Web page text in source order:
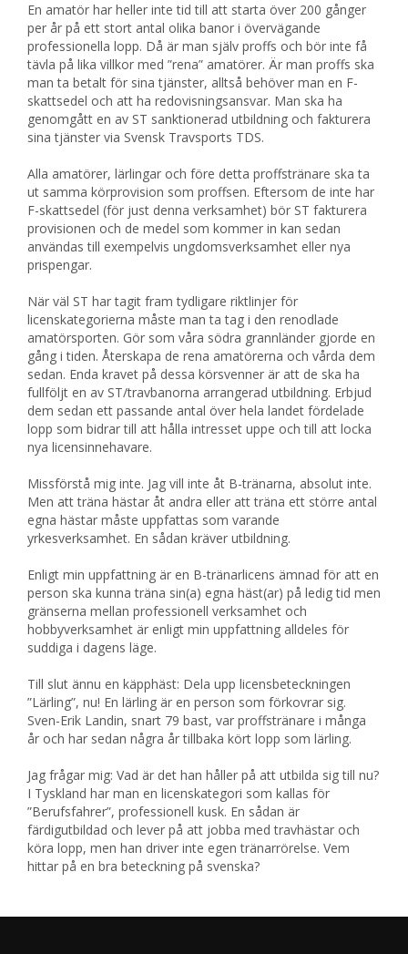
En amatör har heller inte tid till att starta över 200 gånger
per år på ett stort antal olika banor i övervägande
professionella lopp. Då är man själv proffs och bör inte få
tävla på lika villkor med ”rena” amatörer. Är man proffs ska
man ta betalt för sina tjänster, alltså behöver man en F-
skattsedel och att ha redovisningsansvar. Man ska ha
genomgått en av ST sanktionerad utbildning och fakturera
sina tjänster via Svensk Travsports TDS.
Alla amatörer, lärlingar och före detta proffstränare ska ta
ut samma körprovision som proffsen. Eftersom de inte har
F-skattsedel (för just denna verksamhet) bör ST fakturera
provisionen och de medel som kommer in kan sedan
användas till exempelvis ungdomsverksamhet eller nya
prispengar.
När väl ST har tagit fram tydligare riktlinjer för
licenskategorierna måste man ta tag i den renodlade
amatörsporten. Gör som våra södra grannländer gjorde en
gång i tiden. Återskapa de rena amatörerna och vårda dem
sedan. Enda kravet på dessa körsvenner är att de ska ha
fullföljt en av ST/travbanorna arrangerad utbildning. Erbjud
dem sedan ett passande antal över hela landet fördelade
lopp som bidrar till att hålla intresset uppe och till att locka
nya licensinnehavare.
Missförstå mig inte. Jag vill inte åt B-tränarna, absolut inte.
Men att träna hästar åt andra eller att träna ett större antal
egna hästar måste uppfattas som varande
yrkesverksamhet. En sådan kräver utbildning.
Enligt min uppfattning är en B-tränarlicens ämnad för att en
person ska kunna träna sin(a) egna häst(ar) på ledig tid men
gränserna mellan professionell verksamhet och
hobbyverksamhet är enligt min uppfattning alldeles för
suddiga i dagens läge.
Till slut ännu en käpphäst: Dela upp licensbeteckningen
”Lärling”, nu! En lärling är en person som förkovrar sig.
Sven-Erik Landin, snart 79 bast, var proffstränare i många
år och har sedan några år tillbaka kört lopp som lärling.
Jag frågar mig: Vad är det han håller på att utbilda sig till nu?
I Tyskland har man en licenskategori som kallas för
”Berufsfahrer”, professionell kusk. En sådan är
färdigutbildad och lever på att jobba med travhästar och
köra lopp, men han driver inte egen tränarrörelse. Vem
hittar på en bra beteckning på svenska?